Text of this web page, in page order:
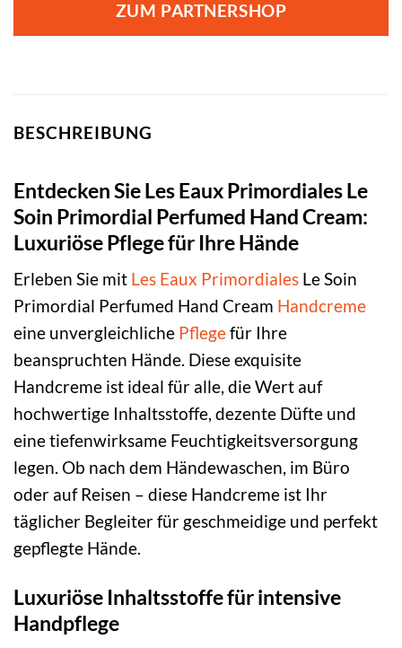
ZUM PARTNERSHOP
BESCHREIBUNG
Entdecken Sie Les Eaux Primordiales Le
Soin Primordial Perfumed Hand Cream:
Luxuriöse Pflege für Ihre Hände
Erleben Sie mit Les Eaux Primordiales Le Soin
Primordial Perfumed Hand Cream Handcreme
eine unvergleichliche Pflegefür Ihre
beanspruchten Hände. Diese exquisite
Handcreme ist ideal für alle, die Wert auf
hochwertige Inhaltsstoffe, dezente Düfte und
eine tiefenwirksame Feuchtigkeitsversorgung
legen. Ob nach dem Händewaschen, im Büro
oder auf Reisen – diese Handcreme ist Ihr
täglicher Begleiter für geschmeidige und perfekt
gepflegte Hände.
Luxuriöse Inhaltsstoffe für intensive
Handpflege